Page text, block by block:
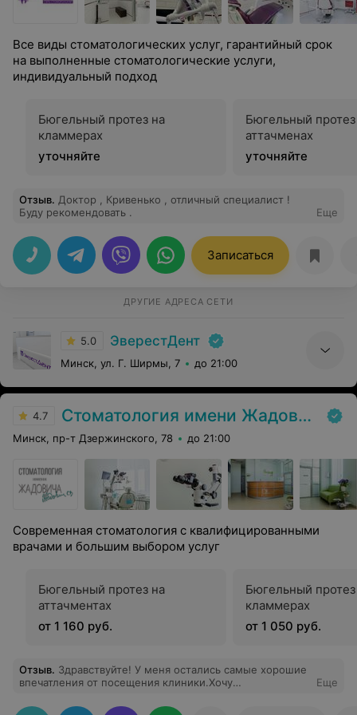
Все виды стоматологических услуг, гарантийный срок
на выполненные стоматологические услуги,
индивидуальный подход
Бюгельный протез на
кламмерах
уточняйте
Бюгельный
аттачменах
уточняйте
Отзыв. Доктор , Кривенько , отличный специалист !
Буду рекомендовать .
Еще
Записаться
ДРУГИЕ АДРЕСА СЕТИ
5.0 ЭверестДент
Минск, ул. Г. Ширмы, 7 до 21:00
4.7 Стоматология имени Жадовича
Минск, пр-т Дзержинского, 78 до 21:00
Современная стоматология с квалифицированными
врачами и большим выбором услуг
Бюгельный протез на
аттачментах
от 1 160 руб.
Бюгельный
кламмерах
от 1 050 руб.
Отзыв. Здравствуйте! У меня остались самые хорошие
впечатления от посещения клиники.Хочу
Жадовича за чуткое отношение и
Еще